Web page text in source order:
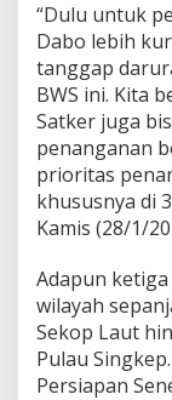
“Dulu untuk
Dabo lebih
tanggap
BWS ini. Kita
Satker juga
penanganan
prioritas
khususnya di
Kamis (28/1/
Adapun
wilayah
Sekop Laut
Pulau
Persiapan